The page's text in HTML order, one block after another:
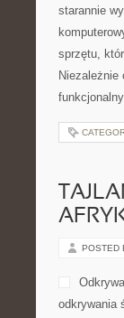
starannie
sprzętu,
POSTED
odkrywania